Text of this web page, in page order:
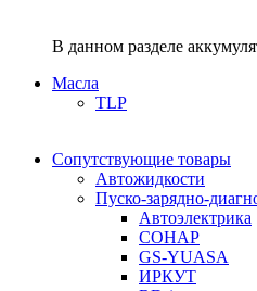
В данном разделе
Масла
TLP
Сопутствующие товары
Автожидкости
Пуско-зарядно-
Автоэлектрика
СОНАР
GS-YUASA
ИРКУТ